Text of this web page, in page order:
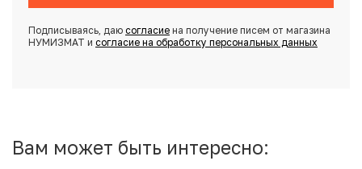
Подписываясь, даю согласиена получение писем от магазина
НУМИЗМАТ и согласие на обработку персональных данных
Вам может быть интересно: